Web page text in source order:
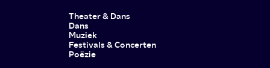
Theater & Dans
Dans
Muziek
Festivals & Concerten
Poëzie